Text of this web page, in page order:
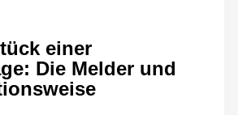
einer
Die Melder und